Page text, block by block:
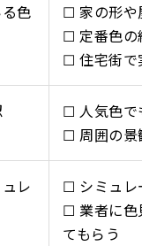
色
☐ 家の形や
☐ 定番色の
☐ 住宅街で
☐ 人気色で
☐ 周囲の景
レ
☐ シミュレ
☐ 業者に色
てもらう